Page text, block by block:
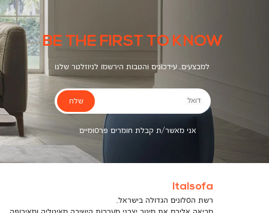
BE THE FIRST TO KNOW
למבצעים, עידכונים והטבות הירשמו לניוזלטר שלנו
דואל
אני מאשר/ת קבלת חומרים פרסומיים
שלח
Italsofa
רשת הסלונים הגדולה בישראל,